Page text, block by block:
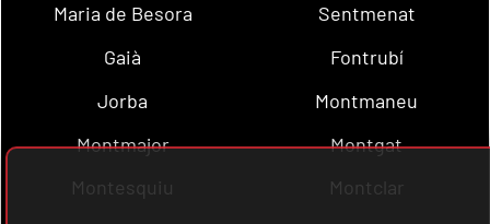
Maria de Besora
Sentmenat
Gaià
Fontrubí
Jorba
Montmaneu
Montmajor
Montgat
Montesquiu
Montclar